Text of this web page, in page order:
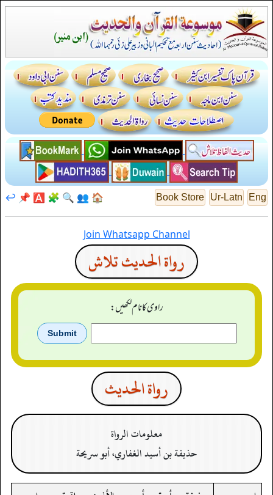
Eng
Ur-Latn
Book Store
🏠
👥
🔍
🧩
🅰️
📌
↩️
Join Whatsapp Channel
رواة الحديث تلاش
راوی کا نام لکھیں:
رواة الحدیث
معلومات الرواة
حذيفة بن أسيد الغفاري، أبو سريحة